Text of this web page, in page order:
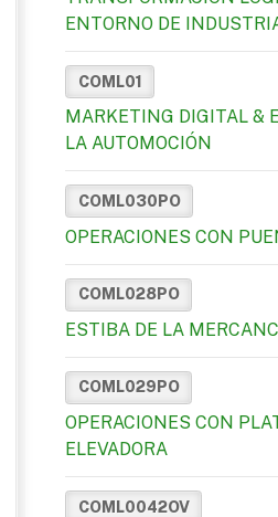
ENTORNO DE
COML01
MARKETING DIGITAL &
LA AUTOMOCIÓN
COML030PO
OPERACIONES CON
COML028PO
ESTIBA DE LA
COML029PO
OPERACIONES CON
ELEVADORA
COML0042OV